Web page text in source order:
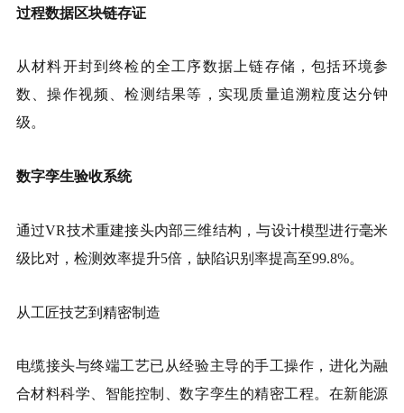
过程数据区块链存证
从材料开封到终检的全工序数据上链存储，包括环境参
数、操作视频、检测结果等，实现质量追溯粒度达分钟
级。
数字孪生验收系统
通过VR技术重建接头内部三维结构，与设计模型进行毫米
级比对，检测效率提升5倍，缺陷识别率提高至99.8%。
从工匠技艺到精密制造
电缆接头与终端工艺已从经验主导的手工操作，进化为融
合材料科学、智能控制、数字孪生的精密工程。在新能源